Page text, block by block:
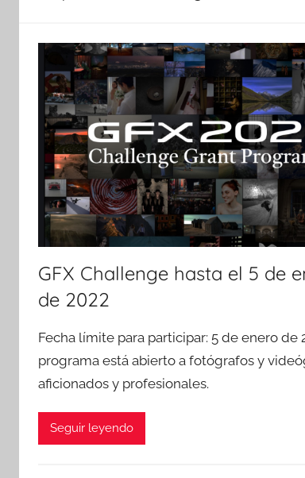
GFX Challenge hasta el 5 de
de 2022
Fecha límite para participar: 5 de enero de
programa está abierto a fotógrafos y
aficionados y profesionales.
Seguir leyendo